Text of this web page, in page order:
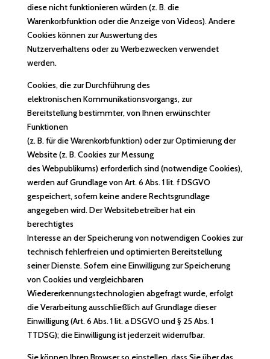
diese nicht funktionieren würden (z. B. die
Warenkorbfunktion oder die Anzeige von Videos). Andere
Cookies können zur Auswertung des
Nutzerverhaltens oder zu Werbezwecken verwendet
werden.
Cookies, die zur Durchführung des
elektronischen Kommunikationsvorgangs, zur
Bereitstellung bestimmter, von Ihnen erwünschter
Funktionen
(z. B. für die Warenkorbfunktion) oder zur Optimierung der
Website (z. B. Cookies zur Messung
des Webpublikums) erforderlich sind (notwendige Cookies),
werden auf Grundlage von Art. 6 Abs. 1 lit. f DSGVO
gespeichert, sofern keine andere Rechtsgrundlage
angegeben wird. Der Websitebetreiber hat ein
berechtigtes
Interesse an der Speicherung von notwendigen Cookies zur
technisch fehlerfreien und optimierten Bereitstellung
seiner Dienste. Sofern eine Einwilligung zur Speicherung
von Cookies und vergleichbaren
Wiedererkennungstechnologien abgefragt wurde, erfolgt
die Verarbeitung ausschließlich auf Grundlage dieser
Einwilligung (Art. 6 Abs. 1 lit. a DSGVO und § 25 Abs. 1
TTDSG); die Einwilligung ist jederzeit widerrufbar.